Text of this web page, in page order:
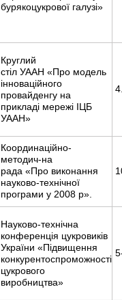
бурякоцукрової галузі»
Круглий
стіл УААН «Про модель
інноваційного
провайденгу на
прикладі мережі ІЦБ
УААН»
Координаційно-
методич-на
рада «Про виконання
науково-технічної
програми у 2008 р».
Науково-технічна
конференція цукровиків
України «Підвищення
конкурентоспроможності
цукрового
виробництва»